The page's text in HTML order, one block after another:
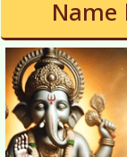
Name